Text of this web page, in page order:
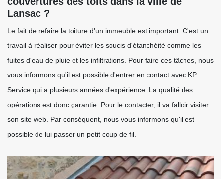
Lansac ?
Le fait de refaire la toiture d'un immeuble est important. C'est un
travail à réaliser pour éviter les soucis d'étanchéité comme les
fuites d'eau de pluie et les infiltrations. Pour faire ces tâches, nous
vous informons qu'il est possible d'entrer en contact avec KP
Service qui a plusieurs années d'expérience. La qualité des
opérations est donc garantie. Pour le contacter, il va falloir visiter
son site web. Par conséquent, nous vous informons qu'il est
possible de lui passer un petit coup de fil.